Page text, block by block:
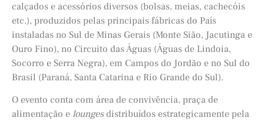
calçados e acessórios diversos (bolsas, meias, cachecóis
etc.), produzidos pelas principais fábricas do País
instaladas no Sul de Minas Gerais (Monte Sião, Jacutinga e
Ouro Fino), no Circuito das Águas (Águas de Lindoia,
Socorro e Serra Negra), em Campos do Jordão e no Sul do
Brasil (Paraná, Santa Catarina e Rio Grande do Sul).
O evento conta com área de convivência, praça de
alimentação e loungesdistribuídos estrategicamente pela